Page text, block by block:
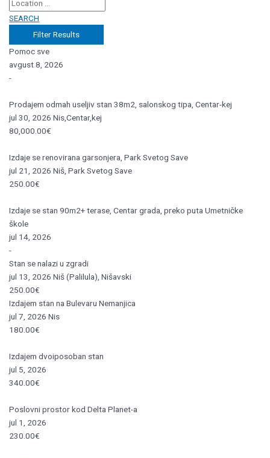
SEARCH
Pomoc sve
avgust 8, 2026
-
Prodajem odmah useljiv stan 38m2, salonskog tipa, Centar-kej
jul 30, 2026 Nis,Centar,kej
80,000.00€
Izdaje se renovirana garsonjera, Park Svetog Save
jul 21, 2026 Niš, Park Svetog Save
250.00€
Izdaje se stan 90m2+ terase, Centar grada, preko puta Umetničke
škole
jul 14, 2026
-
Stan se nalazi u zgradi
jul 13, 2026 Niš (Palilula), Nišavski
250.00€
Izdajem stan na Bulevaru Nemanjica
jul 7, 2026 Nis
180.00€
Izdajem dvoiposoban stan
jul 5, 2026
340.00€
Poslovni prostor kod Delta Planet-a
jul 1, 2026
230.00€